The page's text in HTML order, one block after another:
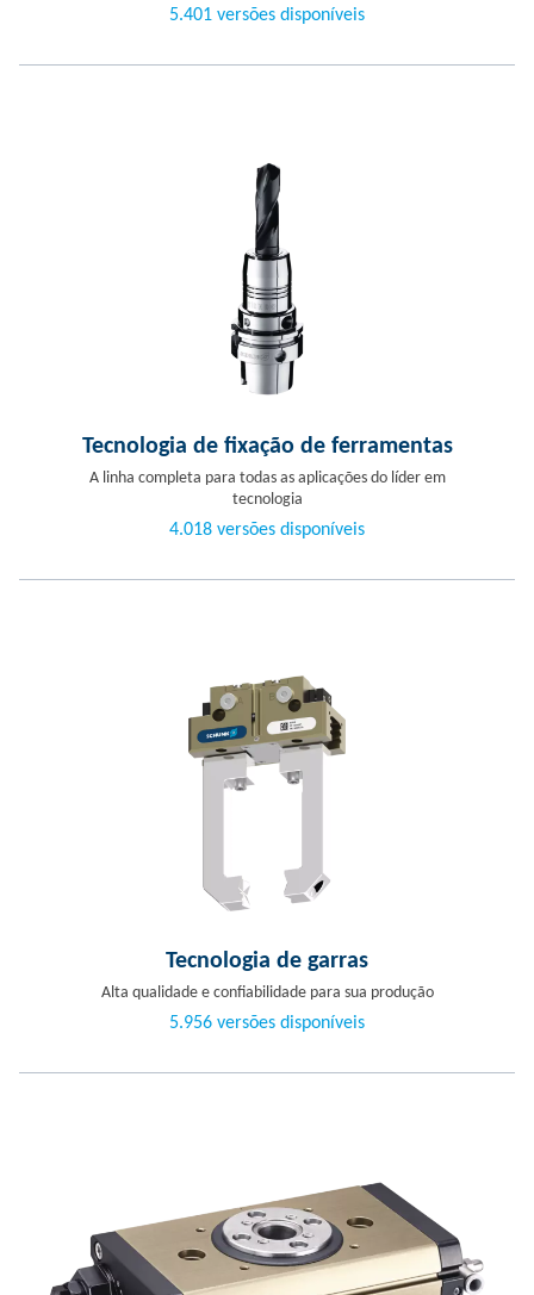
5.401 versões disponíveis
Tecnologia de fixação de ferramentas
A linha completa para todas as aplicações do líder em
tecnologia
4.018 versões disponíveis
Tecnologia de garras
Alta qualidade e confiabilidade para sua produção
5.956 versões disponíveis